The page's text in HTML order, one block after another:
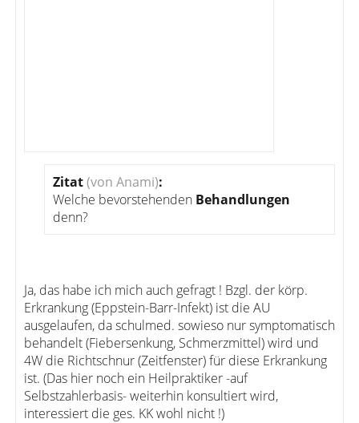
Zitat(von Anami):
Welche bevorstehenden Behandlungen
denn?
Ja, das habe ich mich auch gefragt ! Bzgl. der körp.
Erkrankung (Eppstein-Barr-Infekt) ist die AU
ausgelaufen, da schulmed. sowieso nur symptomatisch
behandelt (Fiebersenkung, Schmerzmittel) wird und
4W die Richtschnur (Zeitfenster) für diese Erkrankung
ist. (Das hier noch ein Heilpraktiker -auf
Selbstzahlerbasis- weiterhin konsultiert wird,
interessiert die ges. KK wohl nicht !)